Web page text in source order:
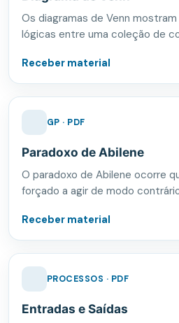
Os diagramas de Venn
lógicas entre uma coleção de
Receber material
GP · PDF
Paradoxo de Abilene
O paradoxo de Abilene ocorre
forçado a agir de modo
Receber material
PROCESSOS · PDF
Entradas e Saídas